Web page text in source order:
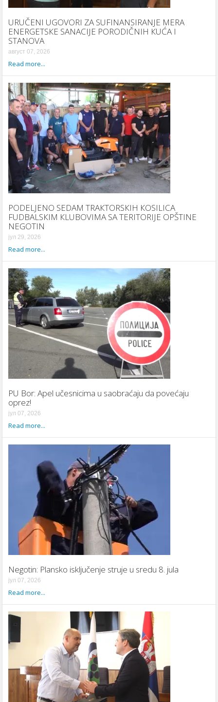
URUČENI UGOVORI ZA SUFINANSIRANJE MERA
ENERGETSКE SANACIJE PORODIČNIH КUĆA I
STANOVA
август 07, 2026
Read more...
PODELJENO SEDAM TRAКTORSКIH КOSILICA
FUDBALSКIM КLUBOVIMA SA TERITORIJE OPŠTINE
NEGOTIN
јул 29, 2026
Read more...
PU Bor: Apel učesnicima u saobraćaju da povećaju
oprez!
јул 07, 2026
Read more...
Negotin: Plansko isključenje struje u sredu 8. jula
јул 07, 2026
Read more...